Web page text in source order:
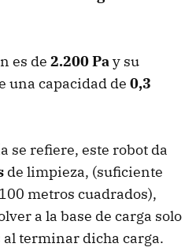
es de 2.200 Pay su
una capacidad de 0,3
se refiere, este robot da
de limpieza, (suficiente
metros cuadrados),
a la base de carga solo
terminar dicha carga.